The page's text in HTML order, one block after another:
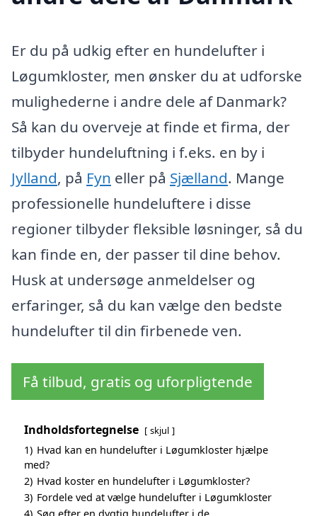
Er du på udkig efter en hundelufter i
Løgumkloster, men ønsker du at udforske
mulighederne i andre dele af Danmark?
Så kan du overveje at finde et firma, der
tilbyder hundeluftning i f.eks. en by i
Jylland, på Fyn eller på Sjælland. Mange
professionelle hundeluftere i disse
regioner tilbyder fleksible løsninger, så du
kan finde en, der passer til dine behov.
Husk at undersøge anmeldelser og
erfaringer, så du kan vælge den bedste
hundelufter til din firbenede ven.
Få tilbud, gratis og uforpligtende
Indholdsfortegnelse skjul
1) Hvad kan en hundelufter i Løgumkloster hjælpe
med?
2) Hvad koster en hundelufter i Løgumkloster?
3) Fordele ved at vælge hundelufter i Løgumkloster